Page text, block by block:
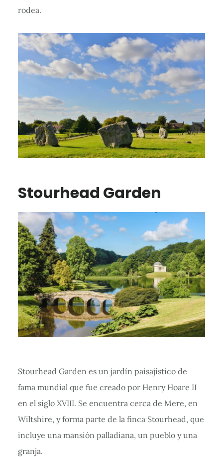
rodea.
Stourhead Garden
Stourhead Garden es un jardín paisajístico de
fama mundial que fue creado por Henry Hoare II
en el siglo XVIII. Se encuentra cerca de Mere, en
Wiltshire, y forma parte de la finca Stourhead, que
incluye una mansión palladiana, un pueblo y una
granja.